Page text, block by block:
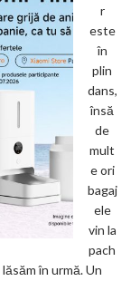
r
este
în
plin
dans,
însă
de
mult
e ori
bagaj
ele
vin la
pach
în urmă. Un